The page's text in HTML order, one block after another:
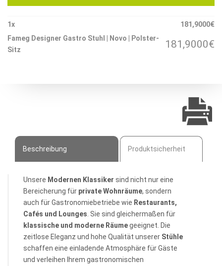
Novo
|
Sitz
Menge
1x 181,9000€
Fameg Designer Gastro Stuhl | Novo | Polster-
Sitz
181,9000€
Beschreibung Produktsicherheit
Unsere Modernen Klassiker sind nicht nur eine
Bereicherung für private Wohnräume, sondern
auch für Gastronomiebetriebe wie Restaurants,
Cafés und Lounges . Sie sind gleichermaßen für
klassische und moderne Räumegeeignet. Die
zeitlose Eleganz und hohe Qualität unserer Stühle
schaffen eine einladende Atmosphäre für Gäste
und verleihen Ihrem gastronomischen